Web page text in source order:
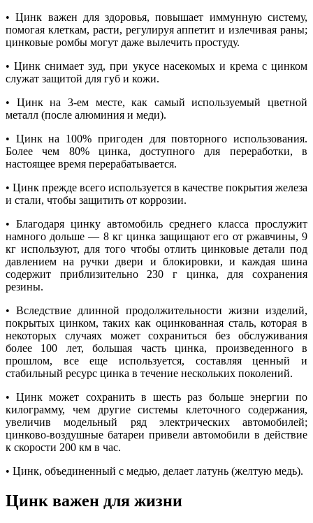
• Цинк важен для здоровья, повышает иммунную систему,
помогая клеткам, расти, регулируя аппетит и излечивая раны;
цинковые ромбы могут даже вылечить простуду.
• Цинк снимает зуд, при укусе насекомых и крема с цинком
служат защитой для губ и кожи.
• Цинк на 3-ем месте, как самый используемый цветной
металл (после алюминия и меди).
• Цинк на 100% пригоден для повторного использования.
Более чем 80% цинка, доступного для переработки, в
настоящее время перерабатывается.
• Цинк прежде всего используется в качестве покрытия железа
и стали, чтобы защитить от коррозии.
• Благодаря цинку автомобиль среднего класса прослужит
намного дольше — 8 кг цинка защищают его от ржавчины, 9
кг используют, для того чтобы отлить цинковые детали под
давлением на ручки двери и блокировки, и каждая шина
содержит приблизительно 230 г цинка, для сохранения
резины.
• Вследствие длинной продолжительности жизни изделий,
покрытых цинком, таких как оцинкованная сталь, которая в
некоторых случаях может сохраниться без обслуживания
более 100 лет, большая часть цинка, произведенного в
прошлом, все еще используется, составляя ценный и
стабильный ресурс цинка в течение нескольких поколений.
• Цинк может сохранить в шесть раз больше энергии по
килограмму, чем другие системы клеточного содержания,
увеличив модельный ряд электрических автомобилей;
цинково-воздушные батареи привели автомобили в действие
к скорости 200 км в час.
• Цинк, объединенный с медью, делает латунь (желтую медь).
Цинк важен для жизни